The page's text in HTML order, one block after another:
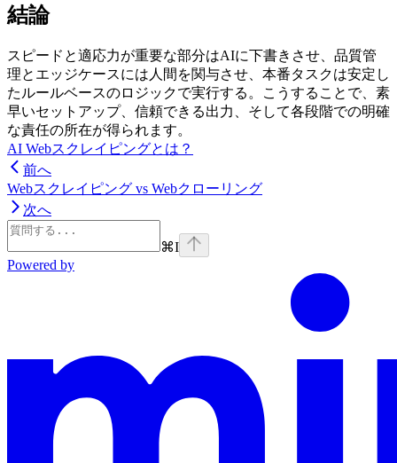
結論
スピードと適応力が重要な部分はAIに下書きさせ、品質管
理とエッジケースには人間を関与させ、本番タスクは安定し
たルールベースのロジックで実行する。こうすることで、素
早いセットアップ、信頼できる出力、そして各段階での明確
な責任の所在が得られます。
AI Webスクレイピングとは？
前へ
Webスクレイピング vs Webクローリング
次へ
⌘I
Powered by